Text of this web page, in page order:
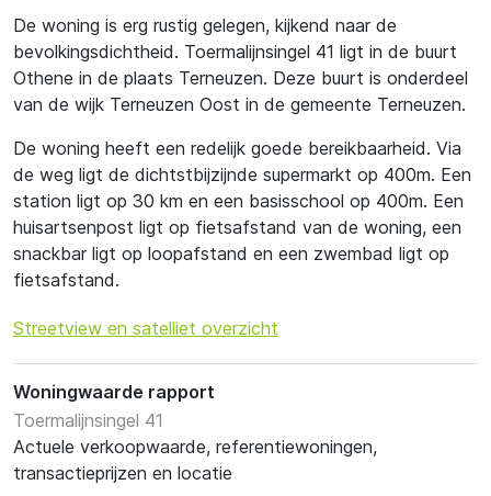
De woning is erg rustig gelegen, kijkend naar de
bevolkingsdichtheid. Toermalijnsingel 41 ligt in de buurt
Othene in de plaats Terneuzen. Deze buurt is onderdeel
van de wijk Terneuzen Oost in de gemeente Terneuzen.
De woning heeft een redelijk goede bereikbaarheid. Via
de weg ligt de dichtstbijzijnde supermarkt op 400m. Een
station ligt op 30 km en een basisschool op 400m. Een
huisartsenpost ligt op fietsafstand van de woning, een
snackbar ligt op loopafstand en een zwembad ligt op
fietsafstand.
Streetview en satelliet overzicht
Woningwaarde rapport
Toermalijnsingel 41
Actuele verkoopwaarde, referentiewoningen,
transactieprijzen en locatie